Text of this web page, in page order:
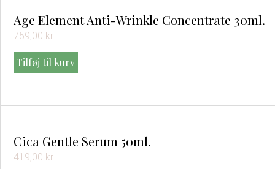
Age Element Anti-Wrinkle Concentrate 30ml.
759,00 kr.
Tilføj til kurv
Cica Gentle Serum 50ml.
419,00 kr.